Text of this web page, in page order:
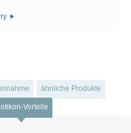
ähnliche Produkte
Vorteile